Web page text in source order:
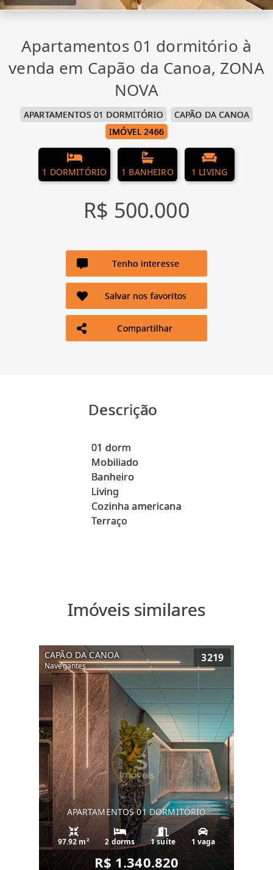
Apartamentos 01 dormitório à
venda em Capão da Canoa, ZONA
NOVA
APARTAMENTOS 01 DORMITÓRIO
CAPÃO DA CANOA
IMÓVEL 2466
1 DORMITÓRIO 1 BANHEIRO 1 LIVING
R$ 500.000
Tenho interesse
Salvar nos favoritos
Compartilhar
Descrição
01 dorm
Mobiliado
Banheiro
Living
Cozinha americana
Terraço
Imóveis similares
CAPÃO DA CANOA
Navegantes
3219
APARTAMENTOS 01 DORMITÓRIO
97.92 m² 2 dorms 1 suíte 1 vaga
R$ 1.340.820